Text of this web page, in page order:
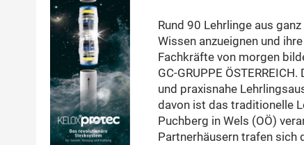
Rund 90 Lehrlinge aus
Wissen anzueignen und
Fachkräfte von morgen
GC-GRUPPE
und praxisnahe
davon ist das traditionelle
Puchberg in Wels (OÖ)
Partnerhäusern trafen sich